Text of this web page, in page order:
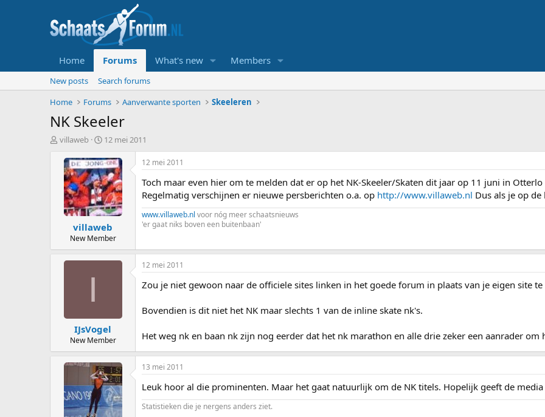
Home Forums What's new Members
New posts
Search forums
Home
Forums Aanverwante sporten Skeeleren
NK Skeeler
T
e
villaweb
S
a
r
t
d
a
t
u
m
12 mei 2011
villaweb
New Member
12 mei 2011
Toch maar even hier om te melden dat er op het NK-Skeeler/Skaten dit jaar op 11 juni in
Regelmatig verschijnen er nieuwe persberichten o.a. op http://www.villaweb.nl Dus als je op
www.villaweb.nl voor nóg meer schaatsnieuws
'er gaat niks boven een buitenbaan'
I
IJsVogel
New Member
12 mei 2011
Zou je niet gewoon naar de officiele sites linken in het goede forum in plaats van je eigen site te
Bovendien is dit niet het NK maar slechts 1 van de inline skate nk's.
Het weg nk en baan nk zijn nog eerder dat het nk marathon en alle drie zeker een aanrader om
13 mei 2011
Leuk hoor al die prominenten. Maar het gaat natuurlijk om de NK titels. Hopelijk geeft de
Statistieken die je nergens anders ziet.